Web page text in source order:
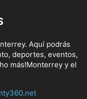
Aquí podrás
deportes, eventos,
más!Monterrey y el